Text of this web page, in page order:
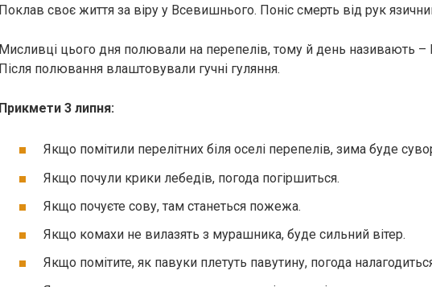
Поклав своє життя за віру у Всевишнього. Поніс смерть від рук
Мисливці цього дня полювали на перепелів, тому й день називають
Після полювання влаштовували гучні гуляння.
Прикмети 3 липня:
Якщо помітили перелітних біля оселі перепелів, зима буде
Якщо почули крики лебедів, погода погіршиться.
Якщо почуєте сову, там станеться пожежа.
Якщо комахи не вилазять з мурашника, буде сильний вітер.
Якщо помітите, як павуки плетуть павутину, погода